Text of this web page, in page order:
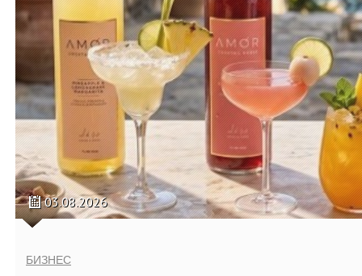
03.08.2026
БИЗНЕС